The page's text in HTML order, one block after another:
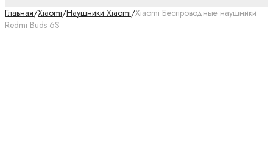
Главная/Xiaomi/Наушники Xiaomi/Xiaomi Беспроводные наушники
Redmi Buds 6S